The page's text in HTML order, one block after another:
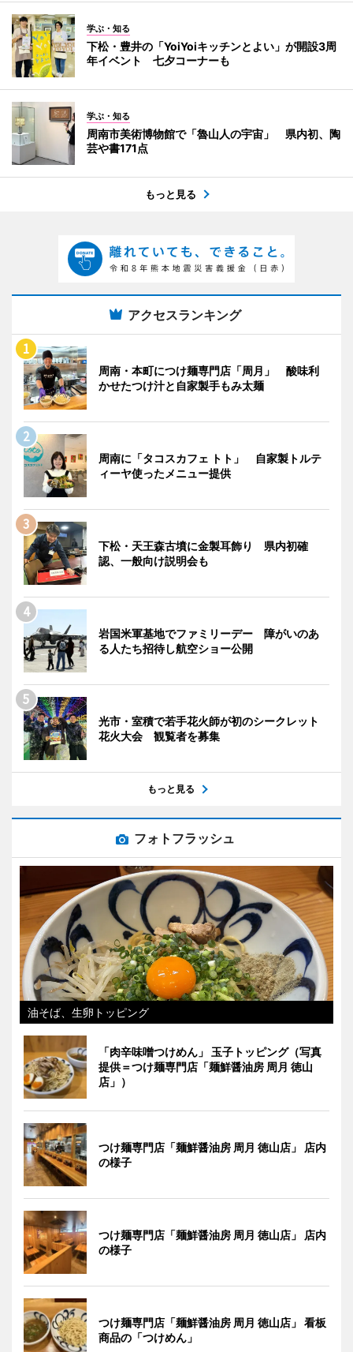
学ぶ・知る
下松・豊井の「YoiYoiキッチンとよい」が開設3周
年イベント 七夕コーナーも
学ぶ・知る
周南市美術博物館で「魯山人の宇宙」 県内初、陶
芸や書171点
もっと見る
アクセスランキング
周南・本町につけ麺専門店「周月」 酸味利
かせたつけ汁と自家製手もみ太麺
周南に「タコスカフェ トト」 自家製トルテ
ィーヤ使ったメニュー提供
下松・天王森古墳に金製耳飾り 県内初確
認、一般向け説明会も
岩国米軍基地でファミリーデー 障がいのあ
る人たち招待し航空ショー公開
光市・室積で若手花火師が初のシークレット
花火大会 観覧者を募集
もっと見る
フォトフラッシュ
油そば、生卵トッピング
「肉辛味噌つけめん」 玉子トッピング（写真
提供＝つけ麺専門店「麺鮮醤油房 周月 徳山
店」）
つけ麺専門店「麺鮮醤油房 周月 徳山店」 店内
の様子
つけ麺専門店「麺鮮醤油房 周月 徳山店」 店内
の様子
つけ麺専門店「麺鮮醤油房 周月 徳山店」 看板
商品の「つけめん」